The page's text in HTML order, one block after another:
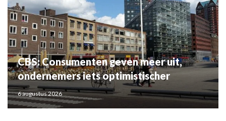
CBS: Consumenten geven meer uit,
ondernemers iets optimistischer
6 augustus 2026